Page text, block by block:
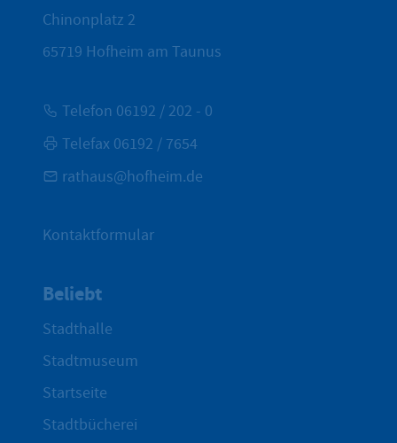
Chinonplatz 2
65719 Hofheim am Taunus
Telefon 06192 / 202 - 0
Telefax 06192 / 7654
rathaus@hofheim.de
Kontaktformular
Beliebt
Stadthalle
Stadtmuseum
Startseite
Stadtbücherei